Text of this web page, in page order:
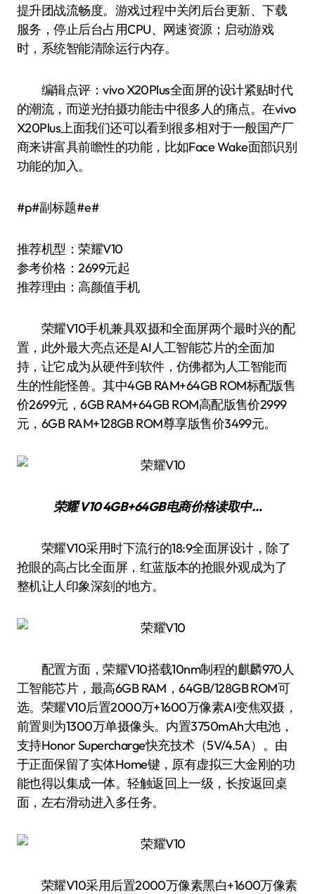
提升团战流畅度。游戏过程中关闭后台更新、下载
服务，停止后台占用CPU、网速资源；启动游戏
时，系统智能清除运行内存。
编辑点评：vivo X20Plus全面屏的设计紧贴时代
的潮流，而逆光拍摄功能击中很多人的痛点。在vivo
X20Plus上面我们还可以看到很多相对于一般国产厂
商来讲富具前瞻性的功能，比如Face Wake面部识别
功能的加入。
#p#副标题#e#
推荐机型：荣耀V10
参考价格：2699元起
推荐理由：高颜值手机
荣耀V10手机兼具双摄和全面屏两个最时兴的配
置，此外最大亮点还是AI人工智能芯片的全面加
持，让它成为从硬件到软件，仿佛都为人工智能而
生的性能怪兽。其中4GB RAM+64GB ROM标配版售
价2699元，6GB RAM+64GB ROM高配版售价2999
元，6GB RAM+128GB ROM尊享版售价3499元。
荣耀 V10 4GB+64GB电商价格读取中…
荣耀V10采用时下流行的18:9全面屏设计，除了
抢眼的高占比全面屏，红蓝版本的抢眼外观成为了
整机让人印象深刻的地方。
配置方面，荣耀V10搭载10nm制程的麒麟970人
工智能芯片，最高6GB RAM，64GB/128GB ROM可
选。荣耀V10后置2000万+1600万像素AI变焦双摄，
前置则为1300万单摄像头。内置3750mAh大电池，
支持Honor Supercharge快充技术（5V/4.5A）。由
于正面保留了实体Home键，原有虚拟三大金刚的功
能也得以集成一体。轻触返回上一级，长按返回桌
面，左右滑动进入多任务。
荣耀V10采用后置2000万像素黑白+1600万像素